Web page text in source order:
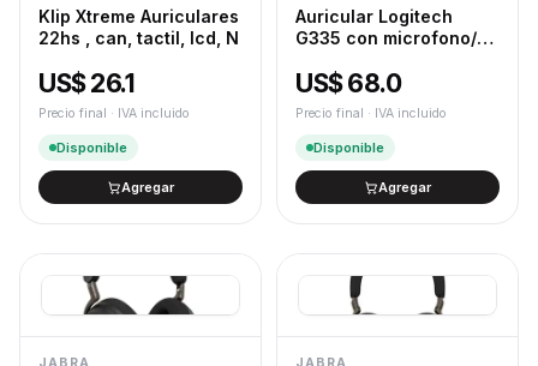
Klip Xtreme Auriculares
22hs , can, tactil, lcd, N
US$ 26.1
Precio final · IVA incluido
Disponible
Agregar
Auricular Logitech
G335 con microfono/
G blanco
US$ 68.0
Precio final · IVA incluido
Disponible
Agregar